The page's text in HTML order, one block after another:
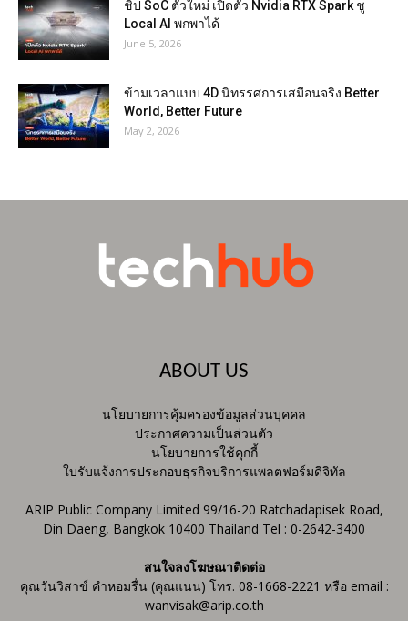
ชิป SoC ตัวใหม่ เปิดตัว Nvidia RTX Spark ชู
Local AI พกพาได้
June 5, 2026
ข้ามเวลาแบบ 4D นิทรรศการเสมือนจริง Better
World, Better Future
May 2, 2026
ABOUT US
นโยบายการคุ้มครองข้อมูลส่วนบุคคล
ประกาศความเป็นส่วนตัว
นโยบายการใช้คุกกี้
ใบรับแจ้งการประกอบธุรกิจบริการแพลตฟอร์มดิจิทัล
ARIP Public Company Limited 99/16-20 Ratchadapisek Road,
Din Daeng, Bangkok 10400 Thailand Tel : 0-2642-3400
สนใจลงโฆษณาติดต่อ
คุณวันวิสาข์ คำหอมรื่น (คุณแนน) โทร. 08-1668-2221 หรือ email :
wanvisak@arip.co.th